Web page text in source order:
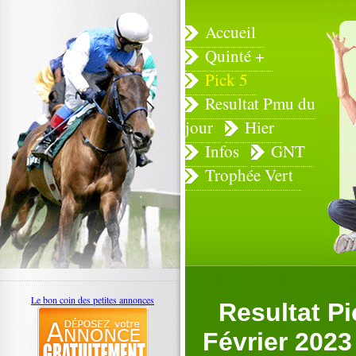
Accueil
Quinté +
Pick 5
Resultat Pmu du
jour
Hier
Infos
GNT
Trophée Vert
Resultat
Février 2023
Le bon coin des petites annonces